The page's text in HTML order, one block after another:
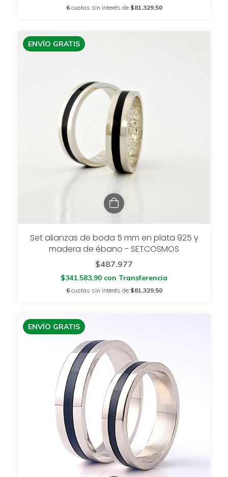
6 cuotas sin interés de $81.329,50
ENVÍO GRATIS
Set alianzas de boda 5 mm en plata 925 y
madera de ébano - SETCOSMOS
$487.977
$341.583,90 con Transferencia
6 cuotas sin interés de $81.329,50
ENVÍO GRATIS